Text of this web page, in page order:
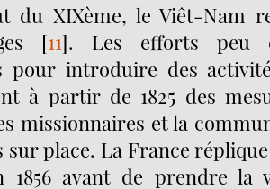
du XIXème, le Viêt-Nam
[11]. Les efforts peu
pour introduire des
à partir de 1825 des
missionnaires et la
sur place. La France
1856 avant de prendre la